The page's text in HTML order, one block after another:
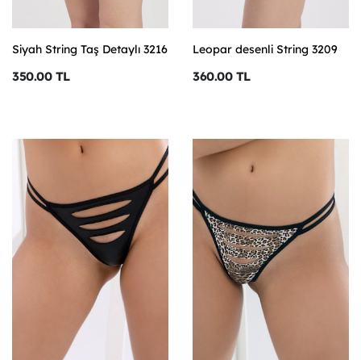
Siyah String Taş Detaylı 3216
350.00 TL
Leopar desenli String 3209
360.00 TL